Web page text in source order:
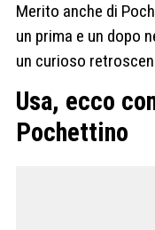
Merito anche di
un prima e un dopo
un curioso
Usa, ecco
Pochettino